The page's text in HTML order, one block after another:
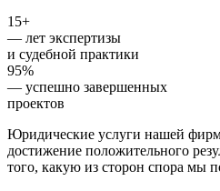
15+
— лет экспертизы
и судебной практики
95%
— успешно завершенных
проектов
Юридические услуги нашей
достижение положительного
того, какую из сторон спора мы